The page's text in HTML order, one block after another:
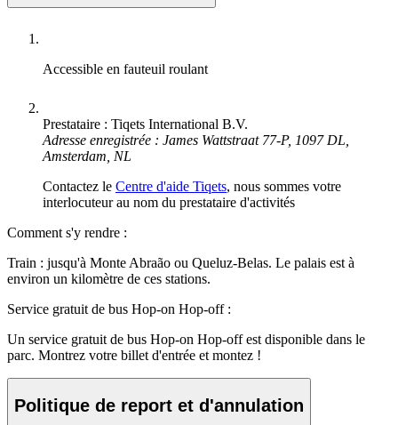
Accessible en fauteuil roulant
Prestataire : Tiqets International B.V.
Adresse enregistrée : James Wattstraat 77-P, 1097 DL,
Amsterdam, NL
Contactez le Centre d'aide Tiqets, nous sommes votre
interlocuteur au nom du prestataire d'activités
Comment s'y rendre :
Train : jusqu'à Monte Abraão ou Queluz-Belas. Le palais est à
environ un kilomètre de ces stations.
Service gratuit de bus Hop-on Hop-off :
Un service gratuit de bus Hop-on Hop-off est disponible dans le
parc. Montrez votre billet d'entrée et montez !
Politique de report et d'annulation